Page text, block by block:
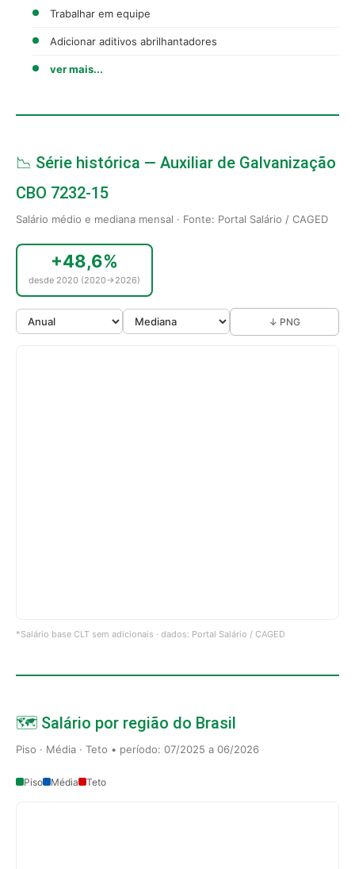
Trabalhar em equipe
Adicionar aditivos abrilhantadores
ver mais...
📉 Série histórica — Auxiliar de Galvanização
CBO 7232-15
Salário médio e mediana mensal · Fonte: Portal Salário / CAGED
+48,6%
desde 2020 (2020→2026)
↓ PNG
*Salário base CLT sem adicionais · dados: Portal Salário / CAGED
🗺️ Salário por região do Brasil
Piso · Média · Teto • período: 07/2025 a 06/2026
Piso Média Teto